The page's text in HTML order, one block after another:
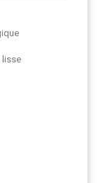
lisse